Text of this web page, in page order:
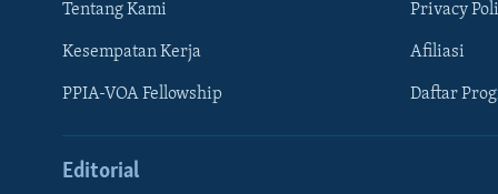
Tentang Kami
Kesempatan Kerja
PPIA-VOA Fellowship
Privacy
Afiliasi
Daftar
Editorial